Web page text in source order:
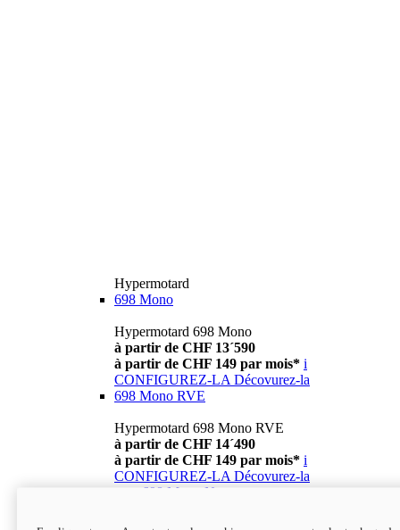
Hypermotard
698 Mono
Hypermotard 698 Mono
à partir de CHF 13´590
à partir de CHF 149 par mois* i
CONFIGUREZ-LA Décovurez-la
698 Mono RVE
Hypermotard 698 Mono RVE
à partir de CHF 14´490
à partir de CHF 149 par mois* i
CONFIGUREZ-LA Décovurez-la
698 Mono Nera
Hypermotard 698 Mono Nera